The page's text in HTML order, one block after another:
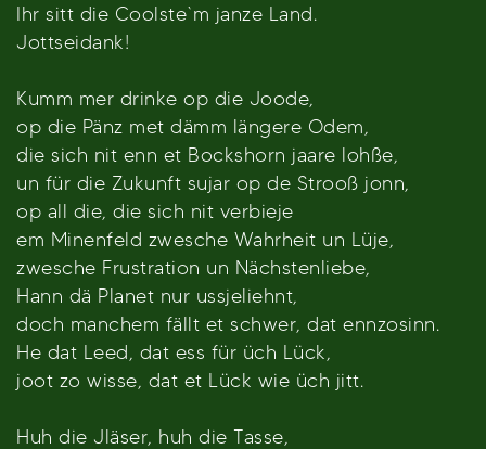
Ihr sitt die Coolste`m janze Land.
Jottseidank!
Kumm mer drinke op die Joode,
op die Pänz met dämm längere Odem,
die sich nit enn et Bockshorn jaare lohße,
un für die Zukunft sujar op de Strooß jonn,
op all die, die sich nit verbieje
em Minenfeld zwesche Wahrheit un Lüje,
zwesche Frustration un Nächstenliebe,
Hann dä Planet nur ussjeliehnt,
doch manchem fällt et schwer, dat ennzosinn.
He dat Leed, dat ess für üch Lück,
joot zo wisse, dat et Lück wie üch jitt.
Huh die Jläser, huh die Tasse,